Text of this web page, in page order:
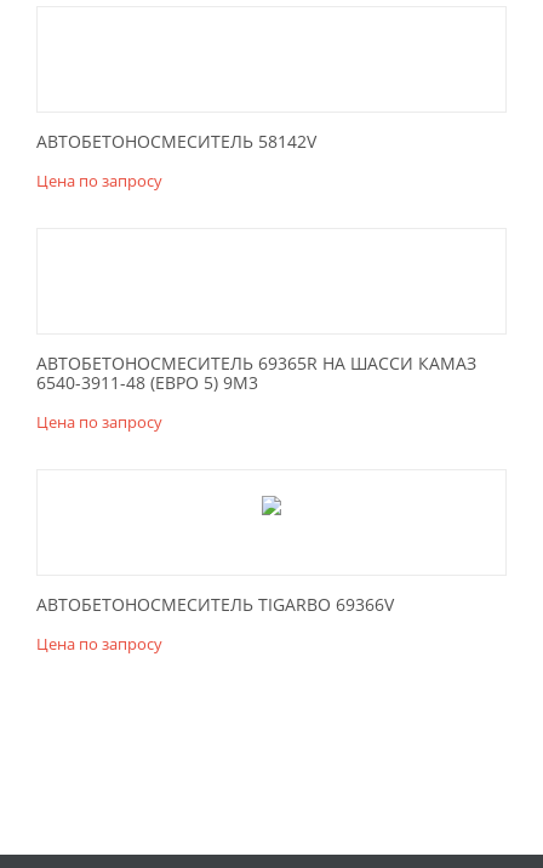
АВТОБЕТОНОСМЕСИТЕЛЬ 58142V
Цена по запросу
АВТОБЕТОНОСМЕСИТЕЛЬ 69365R НА ШАССИ КАМАЗ
6540-3911-48 (ЕВРО 5) 9М3
Цена по запросу
АВТОБЕТОНОСМЕСИТЕЛЬ TIGARBO 69366V
Цена по запросу